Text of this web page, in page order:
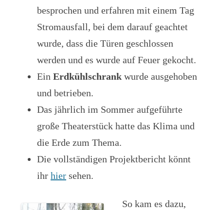
besprochen und erfahren mit einem Tag
Stromausfall, bei dem darauf geachtet
wurde, dass die Türen geschlossen
werden und es wurde auf Feuer gekocht.
Ein Erdkühlschrank wurde ausgehoben
und betrieben.
Das jährlich im Sommer aufgeführte
große Theaterstück hatte das Klima und
die Erde zum Thema.
Die vollständigen Projektbericht könnt
ihr hier sehen.
So kam es dazu,